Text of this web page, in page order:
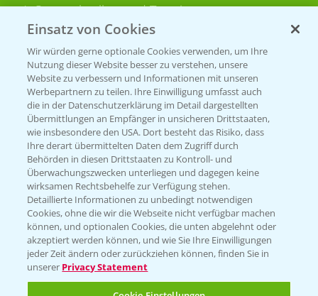
Sammelstellen und Termine
PRE - Chemikalien sicher entsorgen
Sammelstellen und Termine
Kontakt & Notfall
Beratung auf WhatsApp
T.+49 (0)174 346 564 1
KONTAKT
Hilfe in Notfällen
T.+49 (0)214/30-20220
Einsatz von Cookies
Wir würden gerne optionale Cookies verwenden, um Ihre
Nutzung dieser Website besser zu verstehen, unsere
Website zu verbessern und Informationen mit unseren
Werbepartnern zu teilen. Ihre Einwilligung umfasst auch
die in der Datenschutzerklärung im Detail dargestellten
Übermittlungen an Empfänger in unsicheren Drittstaaten,
wie insbesondere den USA. Dort besteht das Risiko, dass
Ihre derart übermittelten Daten dem Zugriff durch
Behörden in diesen Drittstaaten zu Kontroll- und
Überwachungszwecken unterliegen und dagegen keine
wirksamen Rechtsbehelfe zur Verfügung stehen.
Detaillierte Informationen zu unbedingt notwendigen
Cookies, ohne die wir die Webseite nicht verfügbar machen
können, und optionalen Cookies, die unten abgelehnt oder
akzeptiert werden können, und wie Sie Ihre Einwilligungen
jeder Zeit ändern oder zurückziehen können, finden Sie in
unserer Privacy Statement